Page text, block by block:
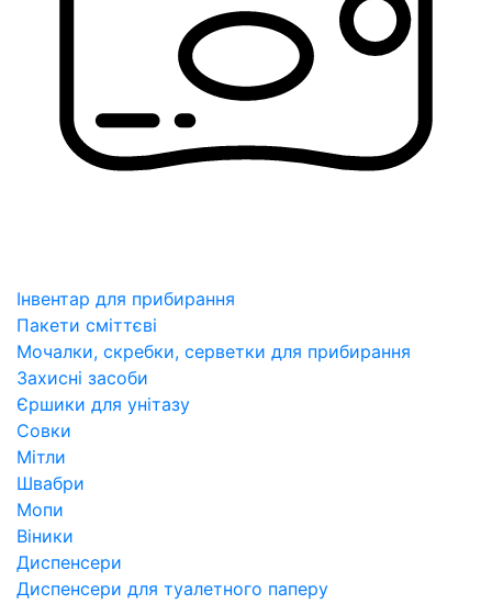
Інвентар для прибирання
Пакети сміттєві
Мочалки, скребки, серветки для прибирання
Захисні засоби
Єршики для унітазу
Совки
Мітли
Швабри
Мопи
Віники
Диспенсери
Диспенсери для туалетного паперу